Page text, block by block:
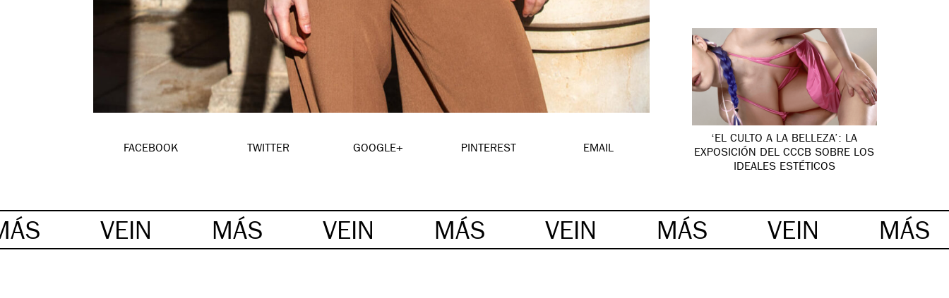
FACEBOOK TWITTER GOOGLE+ PINTEREST EMAIL
‘EL CULTO A LA BELLEZA’: LA
EXPOSICIÓN DEL CCCB SOBRE LOS
IDEALES ESTÉTICOS
VEIN MÁS VEIN MÁS VEIN MÁS VEIN MÁS